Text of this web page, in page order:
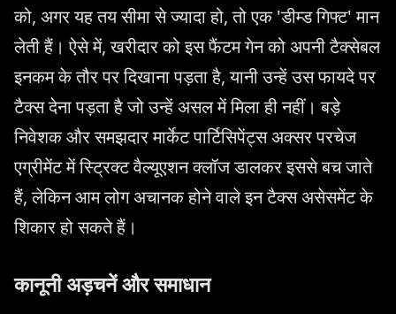
को, अगर यह तय सीमा से ज्यादा हो, तो एक 'डीम्ड गिफ्ट' मान
लेती हैं। ऐसे में, खरीदार को इस फैंटम गेन को अपनी टैक्सेबल
इनकम के तौर पर दिखाना पड़ता है, यानी उन्हें उस फायदे पर
टैक्स देना पड़ता है जो उन्हें असल में मिला ही नहीं। बड़े
निवेशक और समझदार मार्केट पार्टिसिपेंट्स अक्सर परचेज
एग्रीमेंट में स्ट्रिक्ट वैल्यूएशन क्लॉज डालकर इससे बच जाते
हैं, लेकिन आम लोग अचानक होने वाले इन टैक्स असेसमेंट के
शिकार हो सकते हैं।
कानूनी अड़चनें और समाधान